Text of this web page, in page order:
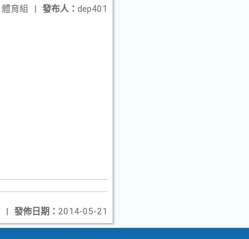
發布人： dep401
體育組 |
發佈日期： 2014-05-21
|